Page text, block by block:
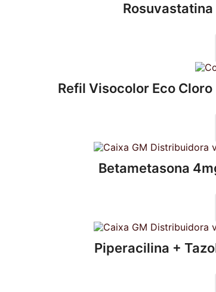
Refil Visocolor Eco Cloro
Betametasona
Piperacilina +